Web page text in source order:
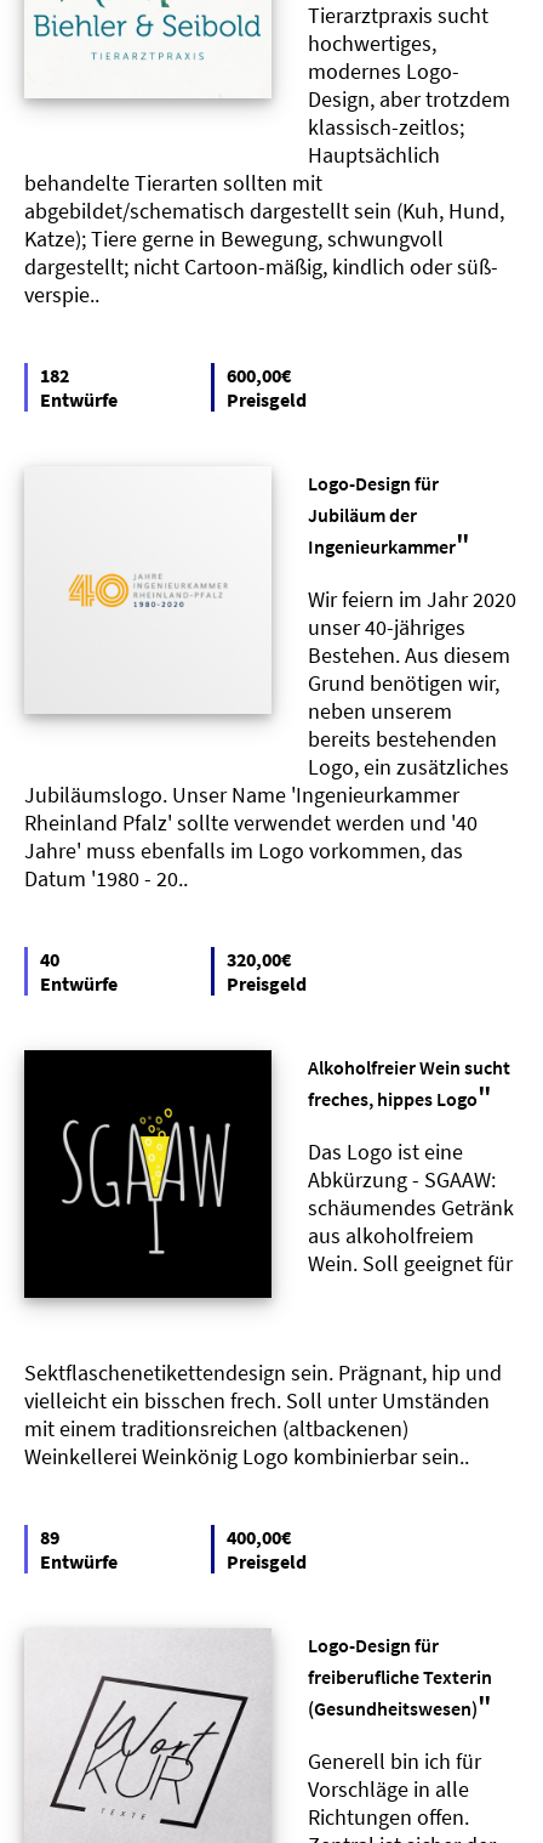
Tierarztpraxis sucht
hochwertiges,
modernes Logo-
Design, aber trotzdem
klassisch-zeitlos;
Hauptsächlich
behandelte Tierarten sollten mit
abgebildet/schematisch dargestellt sein (Kuh, Hund,
Katze); Tiere gerne in Bewegung, schwungvoll
dargestellt; nicht Cartoon-mäßig, kindlich oder süß-
verspie..
182
Entwürfe
600,00€
Preisgeld
Logo-Design für
Jubiläum der
Ingenieurkammer"
Wir feiern im Jahr 2020
unser 40-jähriges
Bestehen. Aus diesem
Grund benötigen wir,
neben unserem
bereits bestehenden
Logo, ein zusätzliches
Jubiläumslogo. Unser Name 'Ingenieurkammer
Rheinland Pfalz' sollte verwendet werden und '40
Jahre' muss ebenfalls im Logo vorkommen, das
Datum '1980 - 20..
40
Entwürfe
320,00€
Preisgeld
Alkoholfreier Wein sucht
freches, hippes Logo"
Das Logo ist eine
Abkürzung - SGAAW:
schäumendes Getränk
aus alkoholfreiem
Wein. Soll geeignet für
Sektflaschenetikettendesign sein. Prägnant, hip und
vielleicht ein bisschen frech. Soll unter Umständen
mit einem traditionsreichen (altbackenen)
Weinkellerei Weinkönig Logo kombinierbar sein..
89
Entwürfe
400,00€
Preisgeld
Logo-Design für
freiberufliche Texterin
(Gesundheitswesen)"
Generell bin ich für
Vorschläge in alle
Richtungen offen.